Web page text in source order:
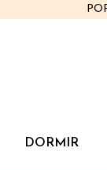
DORMIR